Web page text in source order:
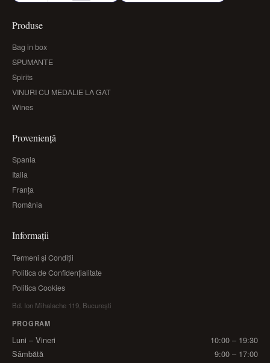
Produse
Bag in box
SPUMANTE
Spirits
VINURI CU MEDALIE LA GAT
Wines
Proveniență
Spania
Italia
Franța
România
Informații
Termeni și Condiții
Politica de Confidențialitate
Politica Cookies
Bd. Ion Mihalache 119, București
PROGRAM
Luni – Vineri
10:00 – 19:30
Sâmbătă
9:00 – 17:00